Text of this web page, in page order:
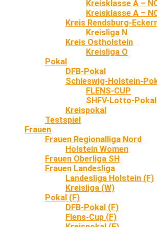
Kreisklasse A –
Kreisklasse A –
Kreis Rendsburg-
Kreisliga N
Kreis Ostholstein
Kreisliga O
Pokal
DFB-Pokal
Schleswig-Holstein-
FLENS-CUP
SHFV-Lotto-Pokal
Kreispokal
Testspiel
Frauen
Frauen Regionalliga Nord
Holstein Women
Frauen Oberliga SH
Frauen Landesliga
Landesliga Holstein (F)
Kreisliga (W)
Pokal (F)
DFB-Pokal (F)
Flens-Cup (F)